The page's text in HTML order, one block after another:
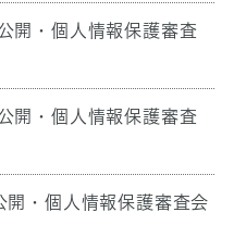
・個人情報保護審査
・個人情報保護審査
・個人情報保護審査会